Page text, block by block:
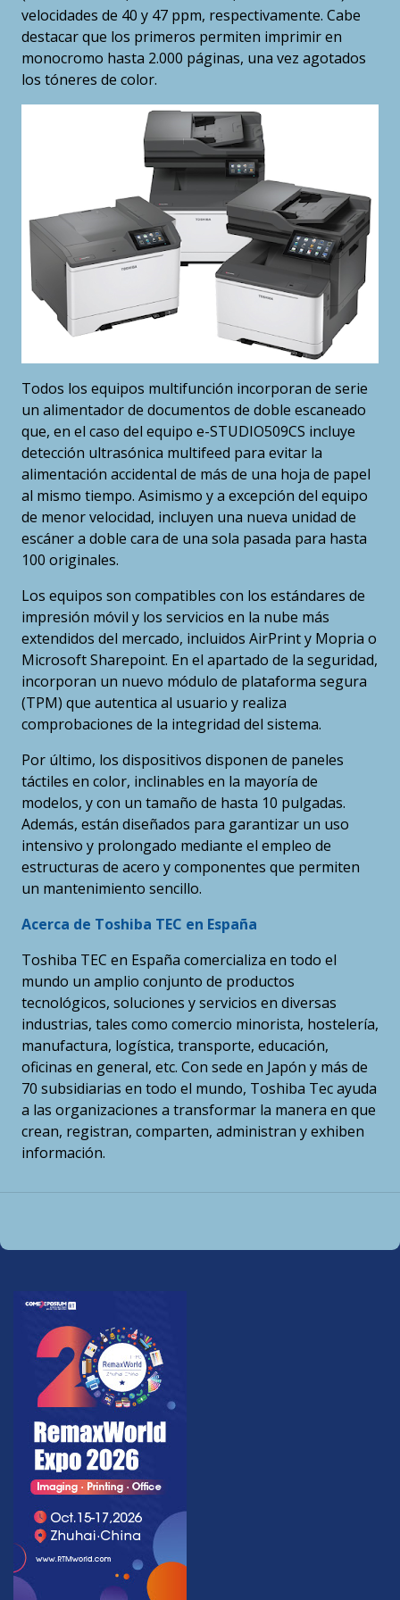
velocidades de 40 y 47 ppm, respectivamente. Cabe
destacar que los primeros permiten imprimir en
monocromo hasta 2.000 páginas, una vez agotados
los tóneres de color.
Todos los equipos multifunción incorporan de serie
un alimentador de documentos de doble escaneado
que, en el caso del equipo e-STUDIO509CS incluye
detección ultrasónica multifeed para evitar la
alimentación accidental de más de una hoja de papel
al mismo tiempo. Asimismo y a excepción del equipo
de menor velocidad, incluyen una nueva unidad de
escáner a doble cara de una sola pasada para hasta
100 originales.
Los equipos son compatibles con los estándares de
impresión móvil y los servicios en la nube más
extendidos del mercado, incluidos AirPrint y Mopria o
Microsoft Sharepoint. En el apartado de la seguridad,
incorporan un nuevo módulo de plataforma segura
(TPM) que autentica al usuario y realiza
comprobaciones de la integridad del sistema.
Por último, los dispositivos disponen de paneles
táctiles en color, inclinables en la mayoría de
modelos, y con un tamaño de hasta 10 pulgadas.
Además, están diseñados para garantizar un uso
intensivo y prolongado mediante el empleo de
estructuras de acero y componentes que permiten
un mantenimiento sencillo.
Acerca de Toshiba TEC en España
Toshiba TEC en España comercializa en todo el
mundo un amplio conjunto de productos
tecnológicos, soluciones y servicios en diversas
industrias, tales como comercio minorista, hostelería,
manufactura, logística, transporte, educación,
oficinas en general, etc. Con sede en Japón y más de
70 subsidiarias en todo el mundo, Toshiba Tec ayuda
a las organizaciones a transformar la manera en que
crean, registran, comparten, administran y exhiben
información.